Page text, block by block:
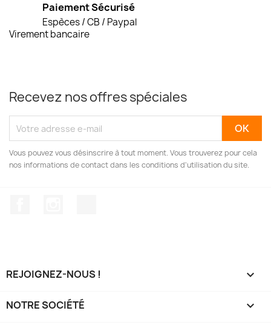
Paiement Sécurisé
Espèces / CB / Paypal
Virement bancaire
Recevez nos offres spéciales
Vous pouvez vous désinscrire à tout moment. Vous trouverez pour cela
nos informations de contact dans les conditions d'utilisation du site.
REJOIGNEZ-NOUS ! 
NOTRE SOCIÉTÉ 